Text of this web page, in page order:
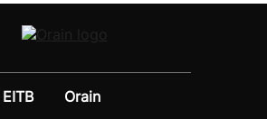
Orain